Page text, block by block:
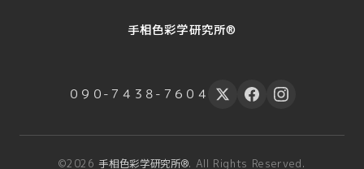
手相色彩学研究所®
０９０-７４３８-７６０４
©2026手相色彩学研究所®. All Rights Reserved.